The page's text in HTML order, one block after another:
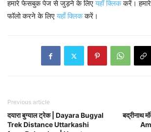
हमारे फेसबुक पेज से जुड़ने के लिएयहाँ क्लिककरें। हमारे
फॉलो करने के लिएयहाँ क्लिककरें।
Previous article
दयारा बुग्याल ट्रेक | Dayara Bugyal
Trek Distance Uttarkashi
बद्रीनाथ